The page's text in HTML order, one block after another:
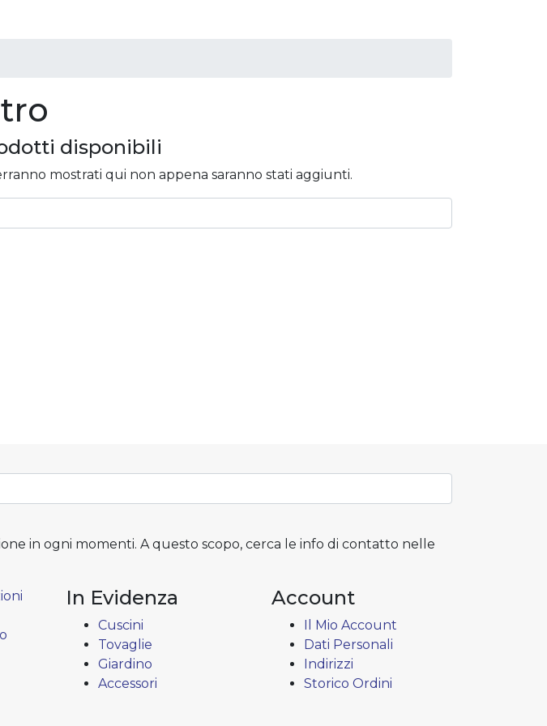
disponibili
mostrati qui non appena saranno stati aggiunti.
in ogni momenti. A questo scopo, cerca le info di contatto nelle
In Evidenza
Cuscini
Tovaglie
Giardino
Accessori
Account
Il Mio Account
Dati Personali
Indirizzi
Storico Ordini